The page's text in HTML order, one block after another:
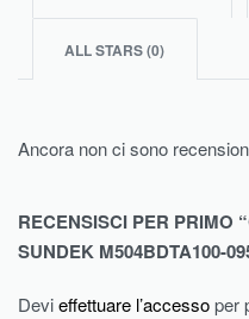
ALL STARS (0)
Ancora non ci sono
RECENSISCI PER PRIMO
SUNDEK M504BDTA100-
Devieffettuare l’accessoper